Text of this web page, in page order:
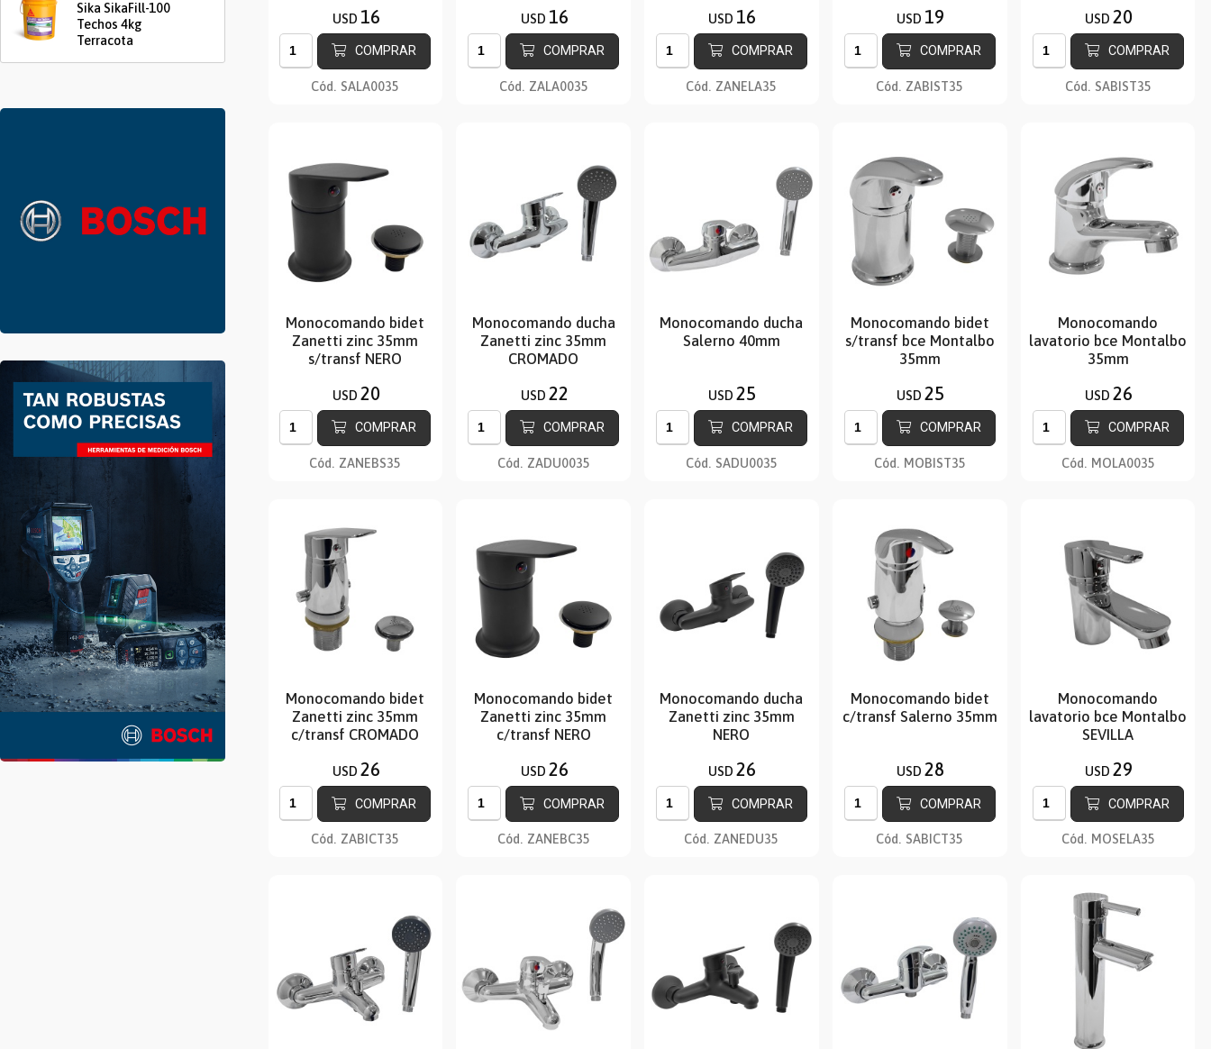
USD 16
COMPRAR
Cód. SALA0035
USD 16
COMPRAR
Cód. ZALA0035
USD 16
COMPRAR
Cód. ZANELA35
USD 19
COMPRAR
Cód. ZABIST35
USD 20
COMPRAR
Cód. SABIST35
Monocomando bidet
Zanetti zinc 35mm
s/transf NERO
USD 20
COMPRAR
Cód. ZANEBS35
Monocomando ducha
Zanetti zinc 35mm
CROMADO
USD 22
COMPRAR
Cód. ZADU0035
Monocomando ducha
Salerno 40mm
USD 25
COMPRAR
Cód. SADU0035
Monocomando bidet
s/transf bce Montalbo
35mm
USD 25
COMPRAR
Cód. MOBIST35
Monocomando
lavatorio bce Montalbo
35mm
USD 26
COMPRAR
Cód. MOLA0035
Monocomando bidet
Zanetti zinc 35mm
c/transf CROMADO
USD 26
COMPRAR
Cód. ZABICT35
Monocomando bidet
Zanetti zinc 35mm
c/transf NERO
USD 26
COMPRAR
Cód. ZANEBC35
Monocomando ducha
Zanetti zinc 35mm
NERO
USD 26
COMPRAR
Cód. ZANEDU35
Monocomando bidet
c/transf Salerno 35mm
USD 28
COMPRAR
Cód. SABICT35
Monocomando
lavatorio bce Montalbo
SEVILLA
USD 29
COMPRAR
Cód. MOSELA35
Sika SikaFill-100
Techos 4kg
Terracota